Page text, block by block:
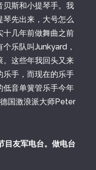
贝斯和小提琴手。我
先出来，大号怎么
十几年前做舞曲之前
乐队叫Junkyard，
。这些年我回头又来
乐手，而现在的乐手
低音单簧管乐手今年
国激浪派大师Peter
友军电台。做电台